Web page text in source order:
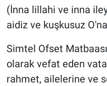
(İnna lillahi ve inna
aidiz ve kuşkusuz
Simtel Ofset
olarak vefat eden
rahmet, ailelerine ve